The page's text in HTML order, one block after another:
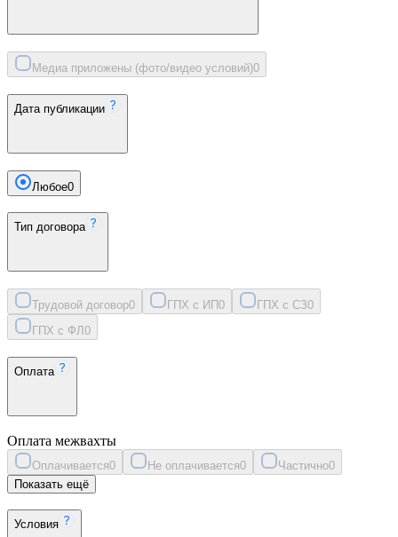
Медиа приложены (фото/видео условий)0
Дата публикации
Любое0
Тип договора
Трудовой договор0 ГПХ с ИП0 ГПХ с СЗ0
ГПХ с ФЛ 0
Оплата
Оплата межвахты
Оплачивается0 Не оплачивается0 Частично0
Показать ещё
Условия